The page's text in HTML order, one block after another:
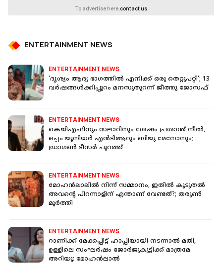
To advertise here,contact us
ENTERTAINMENT NEWS
ENTERTAINMENT NEWS
'ദൃശ്യം ആദ്യ ഭാഗത്തിൽ എനിക്ക് ഒരു തെറ്റുപറ്റി'; 13
വര്‍ഷങ്ങള്‍ക്കിപ്പുറം മനസുതുറന്ന് ജീത്തു ജോസഫ്
ENTERTAINMENT NEWS
കെജിഎഫിനും സലാറിനും ശേഷം പ്രശാന്ത് നീൽ,
ഒപ്പം ജൂനിയർ എൻടിആറും ബിജു മേനോനും;
ഡ്രാഗൺ ടീസർ പുറത്ത്
ENTERTAINMENT NEWS
മോഹൻലാലിൽ നിന്ന് സമ്മാനം, ഇതിൽ കൂടുതൽ
അവന്റെ പിറന്നാളിന് എന്താണ് വേണ്ടത്?; തരുൺ
മൂർത്തി
ENTERTAINMENT NEWS
റാണിക്ക് മേക്കപ്പിട്ട് ഹാപ്പിയായി നടന്നാല്‍ മതി,
ഉള്ളിലെ സംഘര്‍ഷം ജോര്‍ജുകുട്ടിക്ക് മാത്രമേ
അറിയൂ: മോഹന്‍ലാല്‍